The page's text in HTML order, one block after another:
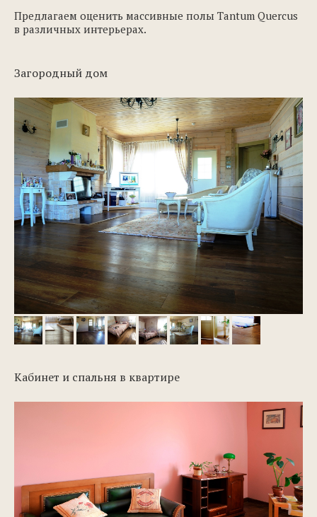
Предлагаем оценить массивные полы Tantum Quercus
в различных интерьерах.
Загородный дом
Кабинет и спальня в квартире